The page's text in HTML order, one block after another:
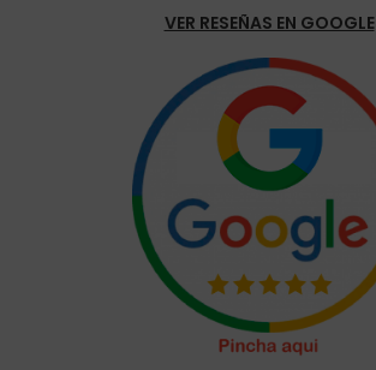
VER RESEÑAS EN GOOGLE